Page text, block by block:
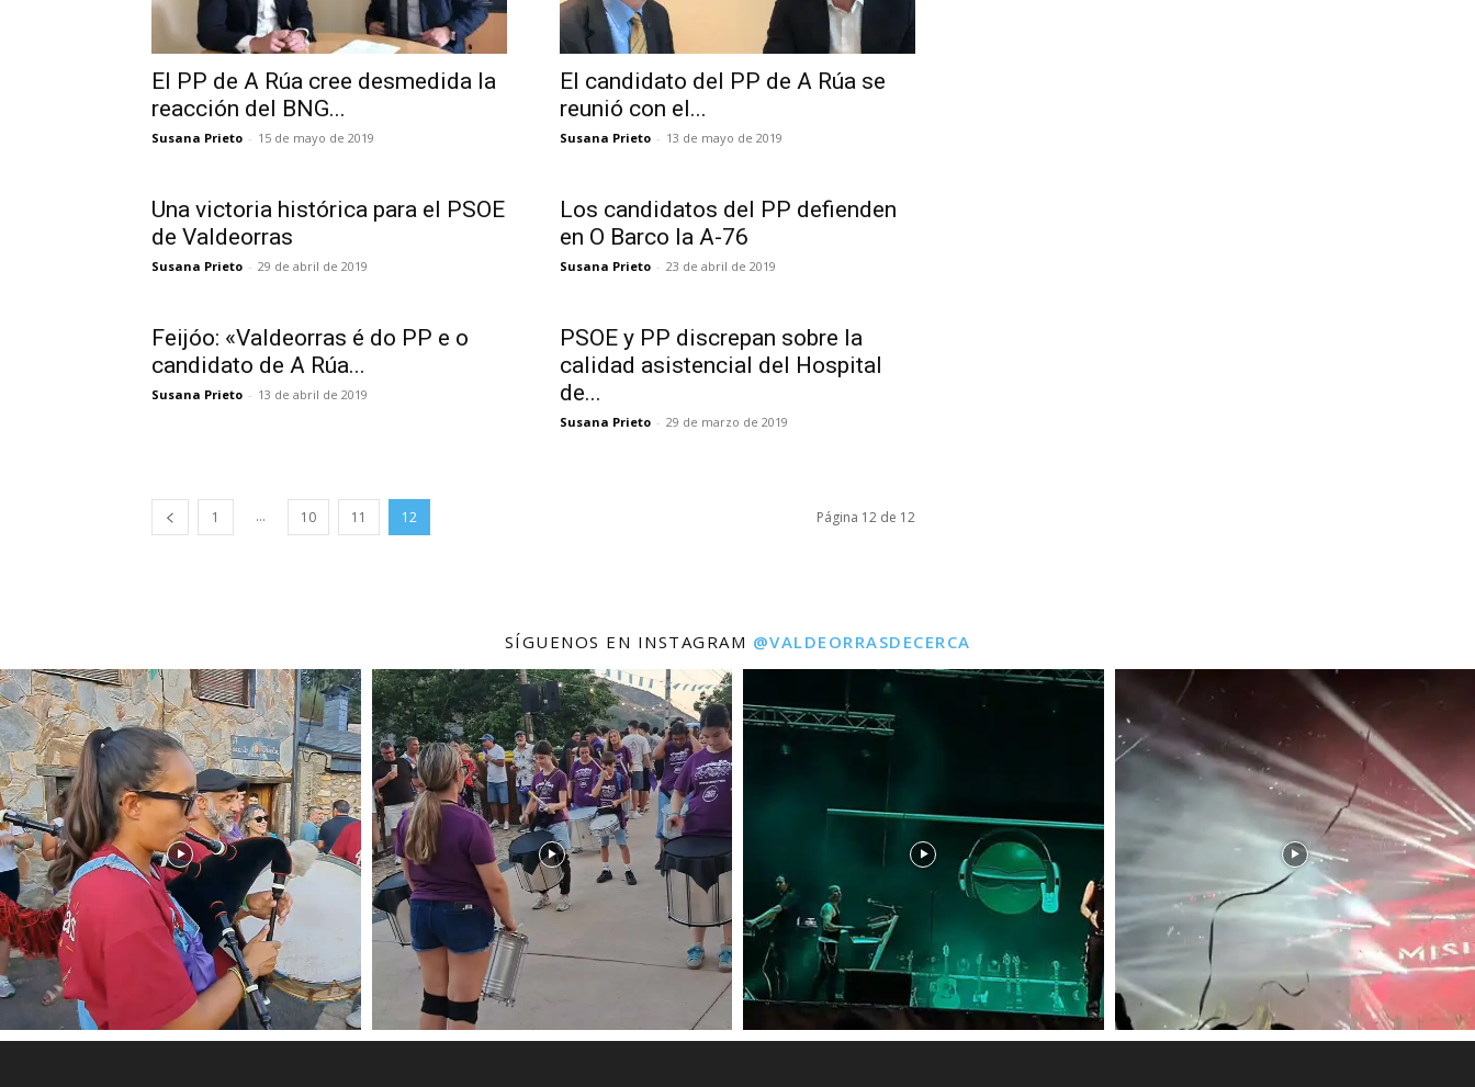
El PP de A Rúa cree desmedida la
reacción del BNG...
Susana Prieto - 15 de mayo de 2019
El candidato del PP de A Rúa se
reunió con el...
Susana Prieto - 13 de mayo de 2019
Una victoria histórica para el PSOE
de Valdeorras
Susana Prieto - 29 de abril de 2019
Los candidatos del PP defienden
en O Barco la A-76
Susana Prieto - 23 de abril de 2019
Feijóo: «Valdeorras é do PP e o
candidato de A Rúa...
Susana Prieto - 13 de abril de 2019
PSOE y PP discrepan sobre la
calidad asistencial del Hospital
de...
Susana Prieto - 29 de marzo de 2019
1 ... 10 11 12 Página 12 de 12
SÍGUENOS EN INSTAGRAM @VALDEORRASDECERCA